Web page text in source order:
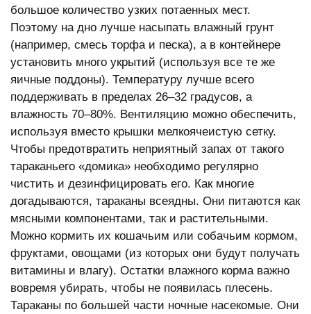
большое количество узких потаенных мест.
Поэтому на дно лучше насыпать влажный грунт
(например, смесь торфа и песка), а в контейнере
установить много укрытий (используя все те же
яичные поддоны). Температуру лучше всего
поддерживать в пределах 26–32 градусов, а
влажность 70–80%. Вентиляцию можно обеспечить,
используя вместо крышки мелкоячеистую сетку.
Чтобы предотвратить неприятный запах от такого
тараканьего «домика» необходимо регулярно
чистить и дезинфицировать его. Как многие
догадываются, тараканы всеядны. Они питаются как
мясными компонентами, так и растительными.
Можно кормить их кошачьим или собачьим кормом,
фруктами, овощами (из которых они будут получать
витамины и влагу). Остатки влажного корма важно
вовремя убирать, чтобы не появилась плесень.
Тараканы по большей части ночные насекомые. Они